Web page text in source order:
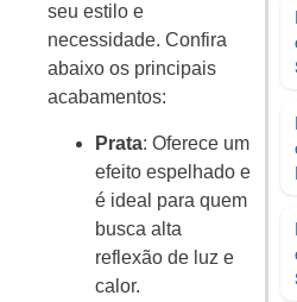
seu estilo e
necessidade. Confira
abaixo os principais
acabamentos:
Prata: Oferece um
efeito espelhado e
é ideal para quem
busca alta
reflexão de luz e
calor.